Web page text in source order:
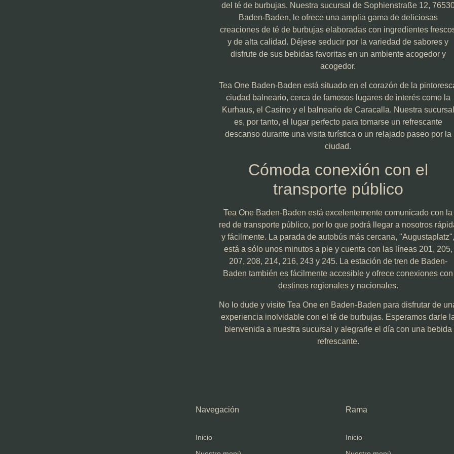
del té de burbujas. Nuestra sucursal de Sophienstraße 12,
Baden-Baden, le ofrece una amplia gama de deliciosas
creaciones de té de burbujas elaboradas con ingredientes
y de alta calidad. Déjese seducir por la variedad de sabores y
disfrute de sus bebidas favoritas en un ambiente acogedor y
acogedor.
Tea One Baden-Baden está situado en el corazón de la
ciudad balneario, cerca de famosos lugares de interés como la
Kurhaus, el Casino y el balneario de Caracalla. Nuestra sucursal
es, por tanto, el lugar perfecto para tomarse un refrescante
descanso durante una visita turística o un relajado paseo por la
ciudad.
Cómoda conexión con el
transporte público
Tea One Baden-Baden está excelentemente comunicado con la
red de transporte público, por lo que podrá llegar a nosotros
y fácilmente. La parada de autobús más cercana, "Augustaplatz",
está a sólo unos minutos a pie y cuenta con las líneas 201, 205,
207, 208, 214, 216, 243 y 245. La estación de tren de Baden-
Baden también es fácilmente accesible y ofrece conexiones con
destinos regionales y nacionales.
No lo dude y visite Tea One en Baden-Baden para disfrutar de
experiencia inolvidable con el té de burbujas. Esperamos darle
bienvenida a nuestra sucursal y alegrarle el día con una bebida
refrescante.
Navegación
Inicio
Rama
Inicio